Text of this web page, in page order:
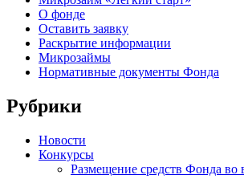
О фонде
Оставить заявку
Раскрытие информации
Микрозаймы
Нормативные документы Фонда
Рубрики
Новости
Конкурсы
Размещение средств Фонда во